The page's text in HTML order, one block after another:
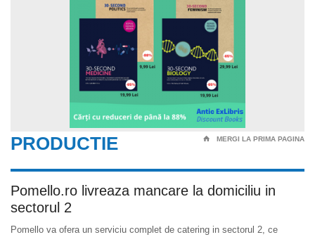
PRODUCTIE ⌂ MERGI LA PRIMA PAGINA
Pomello.ro livreaza mancare la domiciliu in
sectorul 2
Pomello va ofera un serviciu complet de catering in sectorul 2, ce